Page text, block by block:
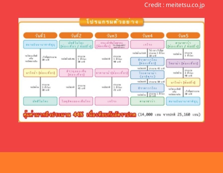
Credit : meitetsu.co.jp